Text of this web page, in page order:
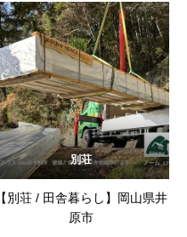
別荘
【別荘 / 田舎暮らし】岡山県井
原市